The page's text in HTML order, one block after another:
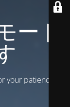
ード
your patience!